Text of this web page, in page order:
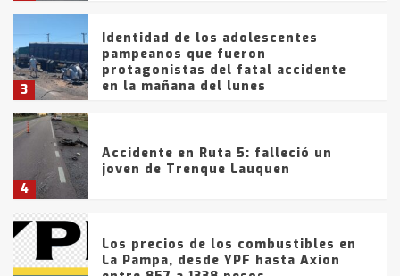
3
Identidad de los adolescentes
pampeanos que fueron
protagonistas del fatal accidente
en la mañana del lunes
4
Accidente en Ruta 5: falleció un
joven de Trenque Lauquen
Los precios de los combustibles en
La Pampa, desde YPF hasta Axion